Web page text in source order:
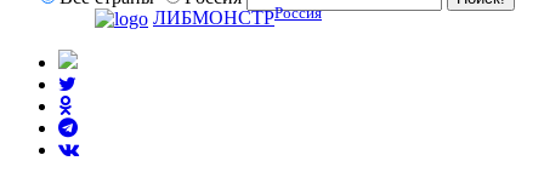
ЛИБМОНСТРРоссия